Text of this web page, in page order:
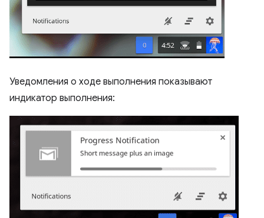
Уведомления о ходе выполнения показывают
индикатор выполнения: